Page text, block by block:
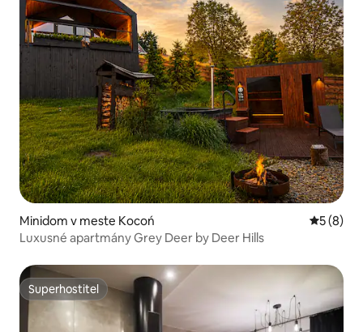
Minidom v meste Kocoń
5 (8)
Luxusné apartmány Grey Deer by Deer Hills
Superhostiteľ
Superhostiteľ